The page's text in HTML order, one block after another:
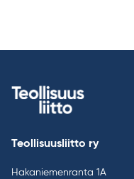
Teollisuusliitto ry
Hakaniemenranta 1A